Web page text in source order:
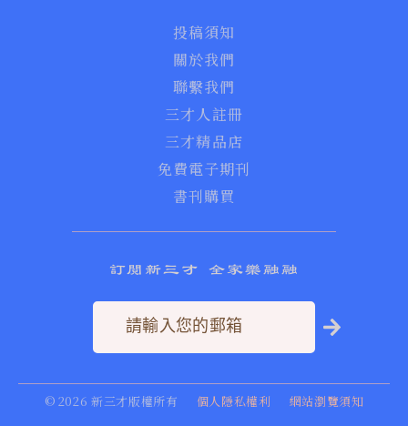
投稿須知
關於我們
聯繫我們
三才人註冊
三才精品店
免費電子期刊
書刊購買
訂閱新三才 全家樂融融
© 2026 新三才版權所有 個人隱私權利 網站瀏覽須知